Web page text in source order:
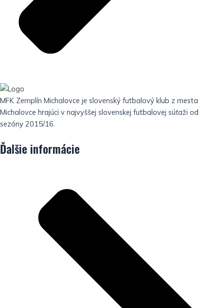
MFK Zemplín Michalovce je slovenský futbalový klub z mesta
Michalovce hrajúci v najvyššej slovenskej futbalovej súťaži od
sezóny 2015/16.
Ďalšie informácie